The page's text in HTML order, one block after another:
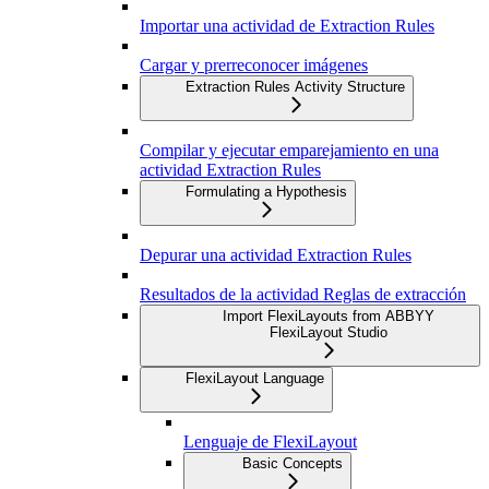
Importar una actividad de Extraction Rules
Cargar y prerreconocer imágenes
Extraction Rules Activity Structure
Compilar y ejecutar emparejamiento en una
actividad Extraction Rules
Formulating a Hypothesis
Depurar una actividad Extraction Rules
Resultados de la actividad Reglas de extracción
Import FlexiLayouts from ABBYY
FlexiLayout Studio
FlexiLayout Language
Lenguaje de FlexiLayout
Basic Concepts